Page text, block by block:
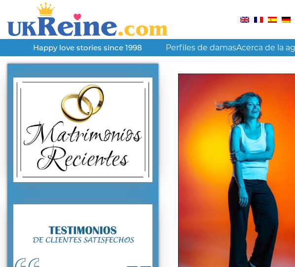
Happy love stories since 1998 Perfiles de damasAcerca de la